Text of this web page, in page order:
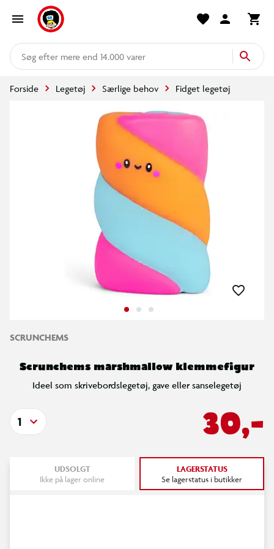
mere end 14.000 varer
Forside Legetøj Særlige behov Fidget legetøj
SCRUNCHEMS
Scrunchems marshmallow klemmefigur
Ideel som skrivebordslegetøj, gave eller sanselegetøj
30,-
1
UDSOLGT
Ikke på lager online
LAGERSTATUS
Se lagerstatus i butikker